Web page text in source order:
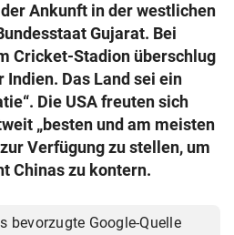
Ankunft in der westlichen
Gujarat. Bei
Cricket-Stadion überschlug
Das Land sei ein
Die USA freuten sich
„besten und am meisten
Verfügung zu stellen, um
Chinas zu kontern.
bevorzugte Google-Quelle